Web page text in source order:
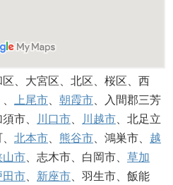
区、大宮区、北区、桜区、西
上尾市、 朝霞市、入間郡三芳
市、 川口市、 川越市、北足立
北本市、 熊谷市、鴻巣市、 越
山市、志木市、白岡市、 草加
田市、 新座市、羽生市、飯能